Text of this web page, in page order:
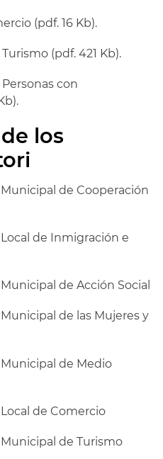
(pdf. 16 Kb).
(pdf. 421 Kb).
con
los
de Cooperación
de Inmigración e
de Acción Social
de las Mujeres y
de Medio
de Comercio
de Turismo